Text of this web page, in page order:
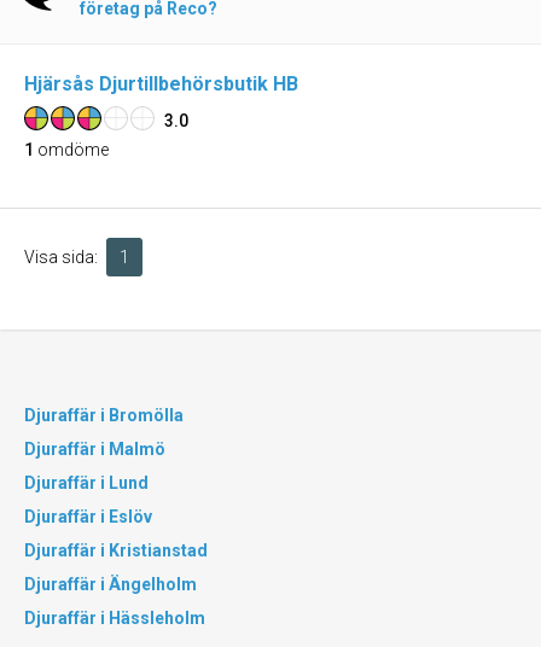
företag på Reco?
Hjärsås Djurtillbehörsbutik HB
3.0
1 omdöme
Visa sida: 1
Djuraffär i Bromölla
Djuraffär i Malmö
Djuraffär i Lund
Djuraffär i Eslöv
Djuraffär i Kristianstad
Djuraffär i Ängelholm
Djuraffär i Hässleholm